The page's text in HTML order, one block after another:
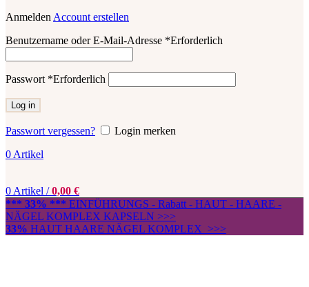
Anmelden Account erstellen
Benutzername oder E-Mail-Adresse *Erforderlich
Passwort *Erforderlich
Log in
Passwort vergessen?
Login merken
0 Artikel
0 Artikel / 0,00 €
*** 33% *** EINFÜHRUNGS - Rabatt - HAUT - HAARE -
NÄGEL KOMPLEX KAPSELN >>>
33% HAUT HAARE NÄGEL KOMPLEX >>>